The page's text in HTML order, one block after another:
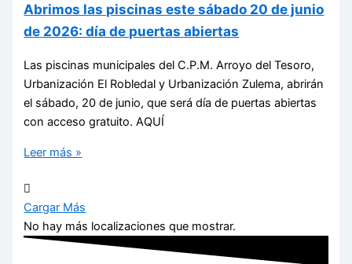
Abrimos las piscinas este sábado 20 de junio
de 2026: día de puertas abiertas
Las piscinas municipales del C.P.M. Arroyo del Tesoro,
Urbanización El Robledal y Urbanización Zulema, abrirán
el sábado, 20 de junio, que será día de puertas abiertas
con acceso gratuito. AQUÍ
Leer más »
Cargar Más
No hay más localizaciones que mostrar.